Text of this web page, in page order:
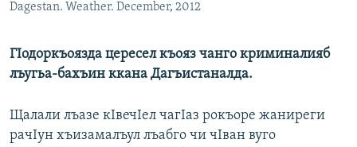
Все сайты РСЕ/РС
Dagestan. Weather. December, 2012
ГIодоркъоязда цересел къояз чанго криминалияб
лъугьа-бахъин ккана Дагъистаналда.
Щалали лъазе кIвечIел чагIаз рокъоре жаниреги
рачIун хъизамалъул лъабго чи чIван вуго